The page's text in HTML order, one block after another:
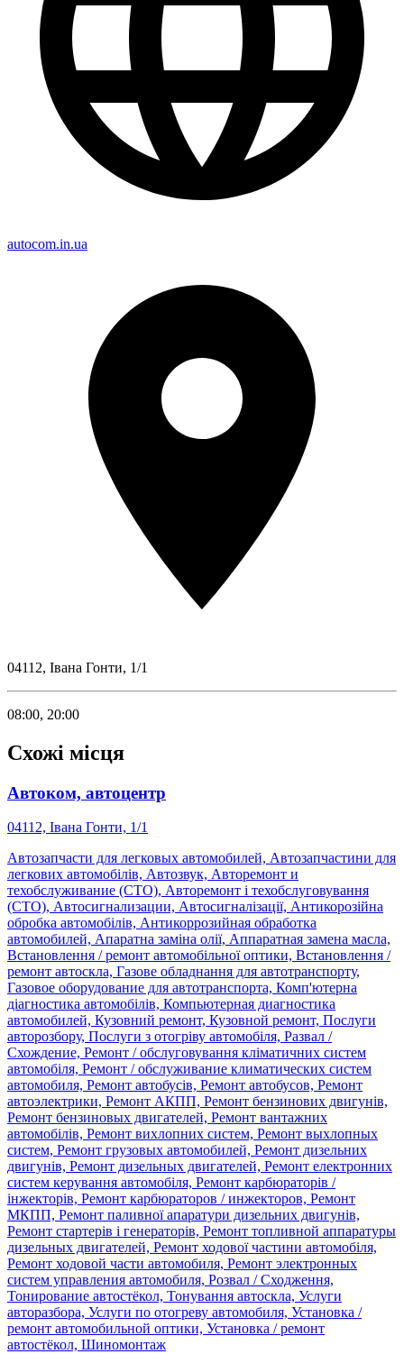
autocom.in.ua
04112, Івана Гонти, 1/1
08:00, 20:00
Схожі місця
Автоком, автоцентр
04112, Івана Гонти, 1/1
Автозапчасти для легковых автомобилей, Автозапчастини для
легкових автомобілів, Автозвук, Авторемонт и
техобслуживание (СТО), Авторемонт і техобслуговування
(СТО), Автосигнализации, Автосигналізації, Антикорозійна
обробка автомобілів, Антикоррозийная обработка
автомобилей, Апаратна заміна олії, Аппаратная замена масла,
Встановлення / ремонт автомобільної оптики, Встановлення /
ремонт автоскла, Газове обладнання для автотранспорту,
Газовое оборудование для автотранспорта, Комп'ютерна
діагностика автомобілів, Компьютерная диагностика
автомобилей, Кузовний ремонт, Кузовной ремонт, Послуги
авторозбору, Послуги з отогріву автомобіля, Развал /
Схождение, Ремонт / обслуговування кліматичних систем
автомобіля, Ремонт / обслуживание климатических систем
автомобиля, Ремонт автобусів, Ремонт автобусов, Ремонт
автоэлектрики, Ремонт АКПП, Ремонт бензинових двигунів,
Ремонт бензиновых двигателей, Ремонт вантажних
автомобілів, Ремонт вихлопних систем, Ремонт выхлопных
систем, Ремонт грузовых автомобилей, Ремонт дизельних
двигунів, Ремонт дизельных двигателей, Ремонт електронних
систем керування автомобіля, Ремонт карбюраторів /
інжекторів, Ремонт карбюраторов / инжекторов, Ремонт
МКПП, Ремонт паливної апаратури дизельних двигунів,
Ремонт стартерів і генераторів, Ремонт топливной аппаратуры
дизельных двигателей, Ремонт ходової частини автомобіля,
Ремонт ходовой части автомобиля, Ремонт электронных
систем управления автомобиля, Розвал / Сходження,
Тонирование автостёкол, Тонування автоскла, Услуги
авторазбора, Услуги по отогреву автомобиля, Установка /
ремонт автомобильной оптики, Установка / ремонт
автостёкол, Шиномонтаж